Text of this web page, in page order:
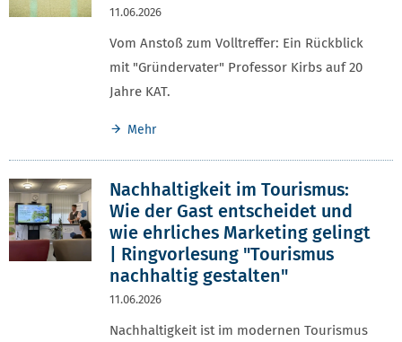
11.06.2026
Vom Anstoß zum Volltreffer: Ein Rückblick
mit "Gründervater" Professor Kirbs auf 20
Jahre KAT.
Mehr
Nachhaltigkeit im Tourismus:
Wie der Gast entscheidet und
wie ehrliches Marketing gelingt
| Ringvorlesung "Tourismus
nachhaltig gestalten"
11.06.2026
Nachhaltigkeit ist im modernen Tourismus